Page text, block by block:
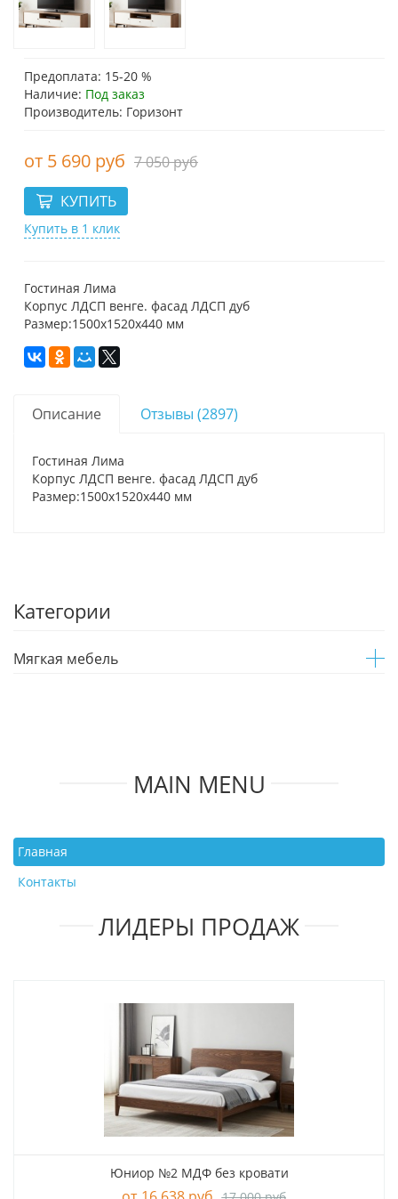
Предоплата: 15-20 %
Наличие: Под заказ
Производитель: Горизонт
5 690 руб 7 050 руб
Купить в 1 клик
Гостиная Лима
Корпус ЛДСП венге. фасад ЛДСП дуб
Размер:1500х1520х440 мм
Описание Отзывы (2897)
Гостиная Лима
Корпус ЛДСП венге. фасад ЛДСП дуб
Размер:1500х1520х440 мм
Категории
Мягкая мебель
MAIN MENU
Главная
Контакты
ЛИДЕРЫ ПРОДАЖ
Юниор №2 МДФ без кровати